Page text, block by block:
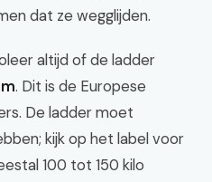
dat ze wegglijden.
altijd of de ladder
. Dit is de Europese
De ladder moet
kijk op het label voor
100 tot 150 kilo